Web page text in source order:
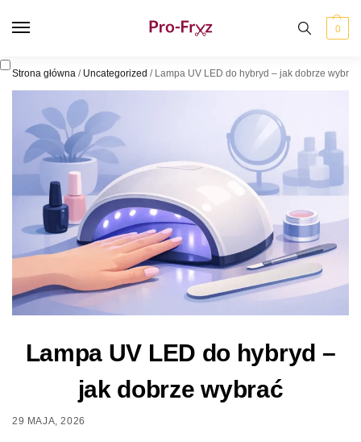
0
Strona główna / Uncategorized / Lampa UV LED do hybryd – jak dobrze wybrać
Lampa UV LED do hybryd –
jak dobrze wybrać
29 MAJA, 2026